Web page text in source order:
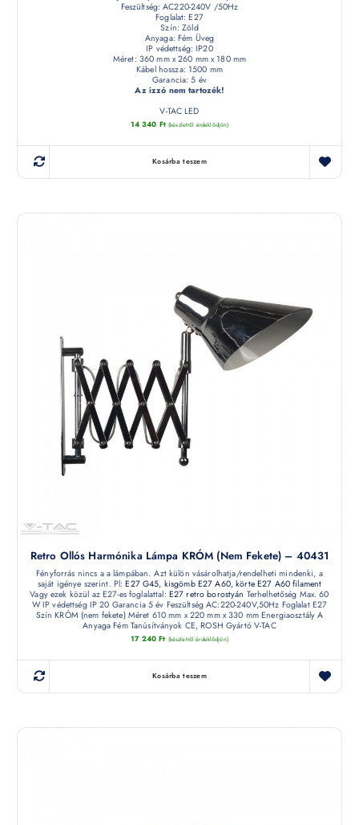
Feszültség: AC220-240V /50Hz
Foglalat: E27
Szín: Zöld
Anyaga: Fém Üveg
IP védettség: IP20
Méret: 360 mm x 260 mm x 180 mm
Kábel hossza: 1500 mm
Garancia: 5 év
Az izzó nem tartozék!
V-TAC LED
14 340 Ft (készletről érdeklődjön)
Kosárba teszem
Retro Ollós Harmónika Lámpa KRÓM (nem Fekete) – 40431
Fényforrás nincs a a lámpában. Azt külön vásárolhatja/rendelheti mindenki, a
saját igénye szerint. Pl:E27 G45, kisgömb E27 A60, körte E27 A60 filament
Vagy ezek közül az E27-es foglalattal: E27 retro borostyán Terhelhetőség Max. 60
W IP védettség IP 20 Garancia 5 év Feszültség AC:220-240V,50Hz Foglalat E27
Szín KRÓM (nem fekete) Méret 610 mm x 220 mm x 330 mm Energiaosztály A
Anyaga Fém Tanúsítványok CE, ROSH Gyártó V-TAC
17 240Ft (készletről érdeklődjön)
Kosárba teszem